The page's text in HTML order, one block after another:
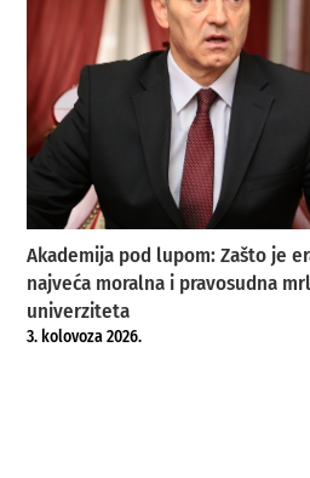
Akademija pod lupom: Zašto je
najveća moralna i pravosudna
univerziteta
3. kolovoza 2026.